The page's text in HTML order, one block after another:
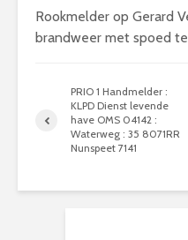
Rookmelder op Gerard
brandweer met spoed
PRIO 1 Handmelder :
KLPD Dienst levende
have OMS 04142 :
Waterweg : 35 8071RR
Nunspeet 7141